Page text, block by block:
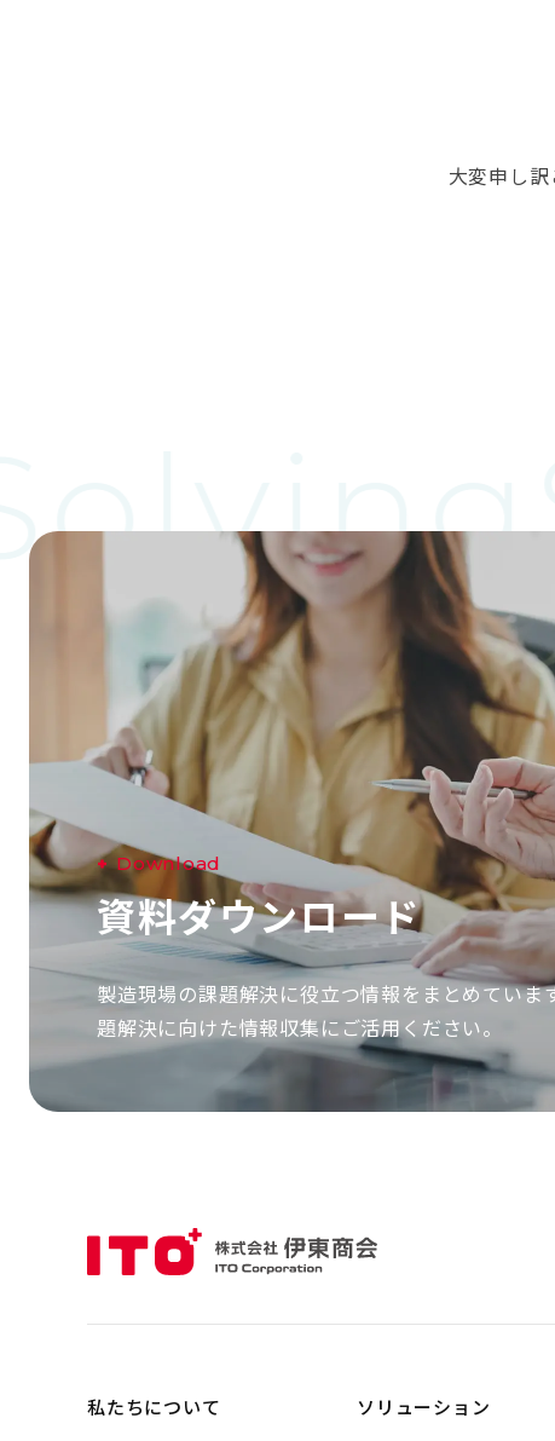
大変申し
Download
資料ダウンロード
製造現場の課題解決に役立つ情報をまとめていま
題解決に向けた情報収集にご活用ください。
私たちについて ソリューション